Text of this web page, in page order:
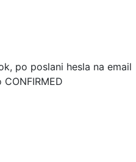
po poslani hesla na email